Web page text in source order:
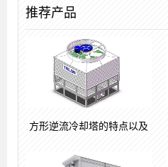
推荐产品
方形逆流冷却塔的特点以及